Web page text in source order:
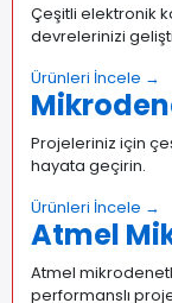
Çeşitli elektronik
devrelerinizi
Ürünleri İncele →
Projeleriniz için
hayata geçirin.
Ürünleri İncele →
Atmel
Atmel
performanslı